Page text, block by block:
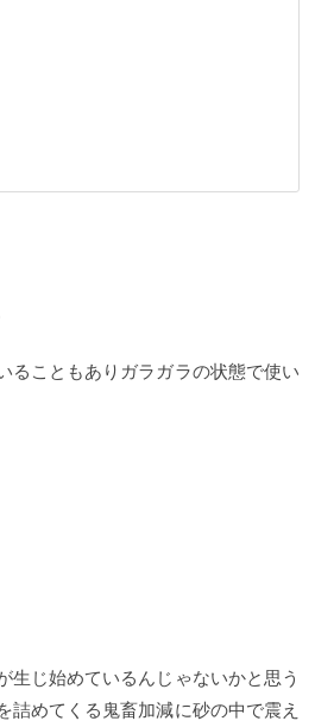
ることもありガラガラの状態で使い
生じ始めているんじゃないかと思う
詰めてくる鬼畜加減に砂の中で震え